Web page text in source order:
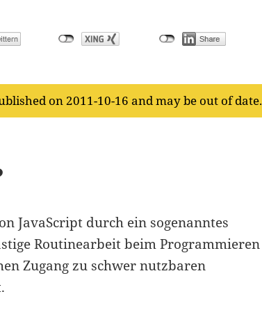
on 2011-10-16 and may be out of date.
JavaScript durch ein sogenanntes
Routinearbeit beim Programmieren
Zugang zu schwer nutzbaren